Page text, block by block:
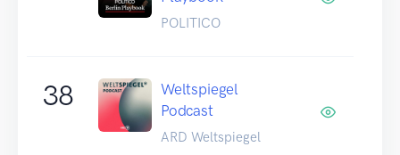
POLITICO
38
Weltspiegel
Podcast
ARD Weltspiegel